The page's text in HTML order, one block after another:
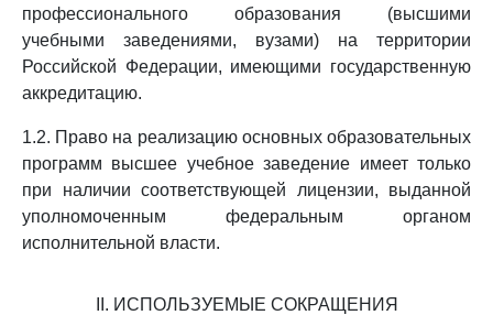
профессионального образования (высшими
учебными заведениями, вузами) на территории
Российской Федерации, имеющими государственную
аккредитацию.
1.2. Право на реализацию основных образовательных
программ высшее учебное заведение имеет только
при наличии соответствующей лицензии, выданной
уполномоченным федеральным органом
исполнительной власти.
II. ИСПОЛЬЗУЕМЫЕ СОКРАЩЕНИЯ